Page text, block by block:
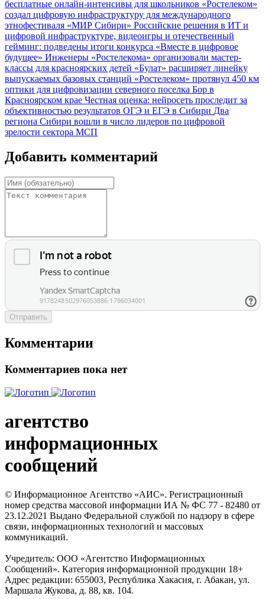
бесплатные онлайн-интенсивы для школьников «Ростелеком»
создал цифровую инфраструктуру для международного
этнофестиваля «МИР Сибири» Российские решения в ИТ и
цифровой инфраструктуре, видеоигры и отечественный
гейминг: подведены итоги конкурса «Вместе в цифровое
будущее» Инженеры «Ростелекома» организовали мастер-
классы для красноярских детей «Булат» расширяет линейку
выпускаемых базовых станций «Ростелеком» протянул 450 км
оптики для цифровизации северного поселка Бор в
Красноярском крае Честная оценка: нейросеть проследит за
объективностью результатов ОГЭ и ЕГЭ в Сибири Два
региона Сибири вошли в число лидеров по цифровой
зрелости сектора МСП
Добавить комментарий
Отправить
Комментарии
Комментариев пока нет
агентство
информационных
сообщений
© Информационное Агентство «АИС». Регистрационный
номер средства массовой информации ИА № ФС 77 - 82480 от
23.12.2021 Выдано Федеральной службой по надзору в сфере
связи, информационных технологий и массовых
коммуникаций.
Учредитель: ООО «Агентство Информационных
Сообщений». Категория информационной продукции 18+
Адрес редакции: 655003, Республика Хакасия, г. Абакан, ул.
Маршала Жукова, д. 88, кв. 104.